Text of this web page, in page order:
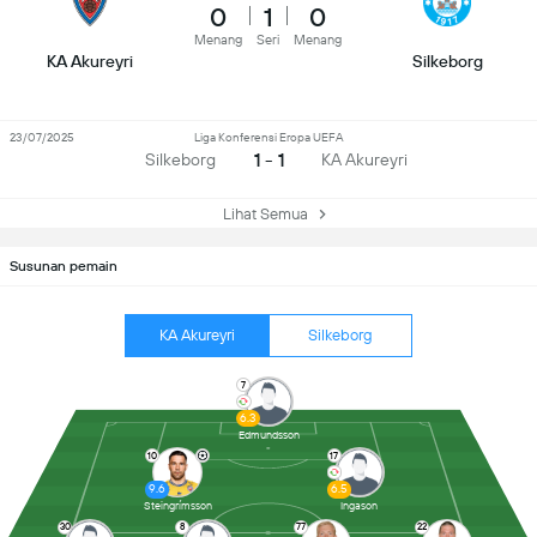
Susunan pemain
KA Akureyri Silkeborg
30 8 77 22
10
9.6
Steingrímsson
17
6.5
Ingason
7
6.3
Edmundsson
KA Akureyri
0
Menang
1
Seri
0
Menang
Silkeborg
Silkeborg
Liga Konferensi Eropa UEFA
1 - 1 KA Akureyri
23/07/2025
Lihat Semua